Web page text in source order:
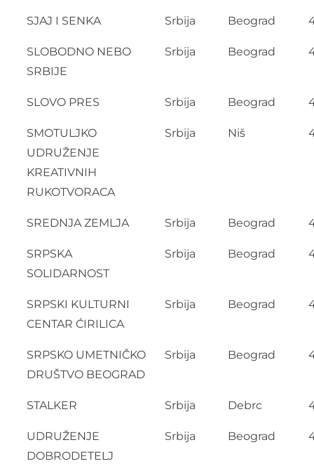
SJAJ I SENKA Srbija Beograd
SLOBODNO NEBO
SRBIJE
Srbija Beograd
SLOVO PRES Srbija Beograd
SMOTULJKO
UDRUŽENJE
KREATIVNIH
RUKOTVORACA
Srbija Niš
SREDNJA ZEMLJA Srbija Beograd
SRPSKA
SOLIDARNOST
Srbija Beograd
SRPSKI KULTURNI
CENTAR ĆIRILICA
Srbija Beograd
SRPSKO UMETNIČKO
DRUŠTVO BEOGRAD
Srbija Beograd
STALKER Srbija Debrc
UDRUŽENJE
DOBRODETELJ
Srbija Beograd